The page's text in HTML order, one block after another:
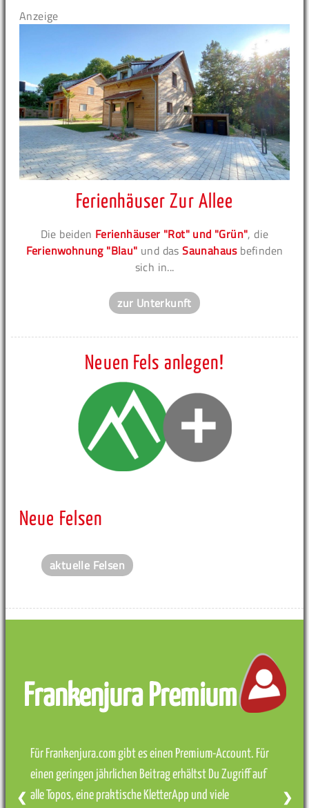
Anzeige
Ferienhäuser Zur Allee
Die beiden Ferienhäuser "Rot" und "Grün", die
Ferienwohnung "Blau" und dasSaunahausbefinden
sich in...
zur Unterkunft
Neuen Fels anlegen!
Neue Felsen
aktuelle Felsen
Frankenjura Premium
Für Frankenjura.com gibt es einen Premium-Account. Für
einen geringen jährlichen Beitrag erhältst Du Zugriff auf
alle Topos, eine praktische KletterApp und viele
❮ ❯